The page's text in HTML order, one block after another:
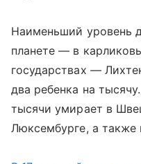
Наименьший уровень
планете — в
государствах —
два ребенка на
тысячи умирает в
Люксембурге, а также